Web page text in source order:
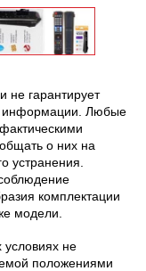
не гарантирует
информации. Любые
о них на
устранения.
комплектации
модели.
не
положениями